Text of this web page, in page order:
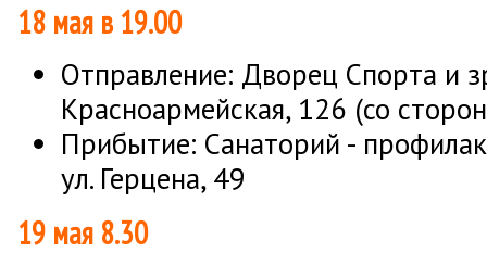
18 мая в 19.00
Отправление: Дворец Спорта и
Красноармейская, 126 (со
Прибытие: Санаторий -
ул. Герцена, 49
19 мая 8.30